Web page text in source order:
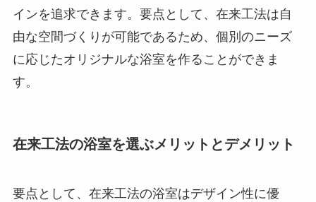
インを追求できます。要点として、在来工法は自
由な空間づくりが可能であるため、個別のニーズ
に応じたオリジナルな浴室を作ることができま
す。
在来工法の浴室を選ぶメリットとデメリット
要点として、在来工法の浴室はデザイン性に優